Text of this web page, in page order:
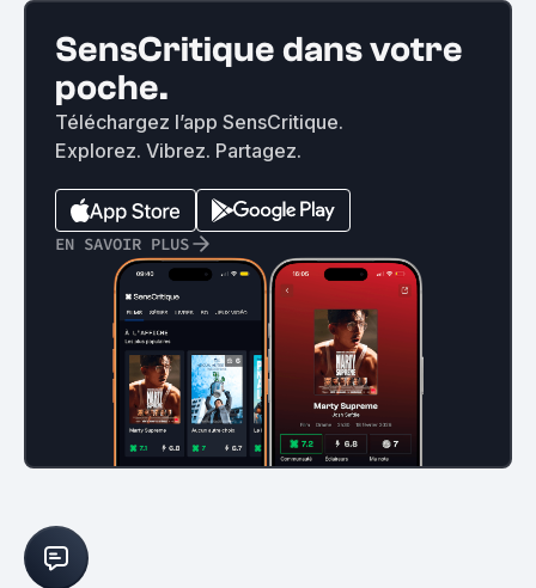
SensCritique dans votre
poche.
Téléchargez l’app SensCritique.
Explorez. Vibrez. Partagez.
EN SAVOIR PLUS